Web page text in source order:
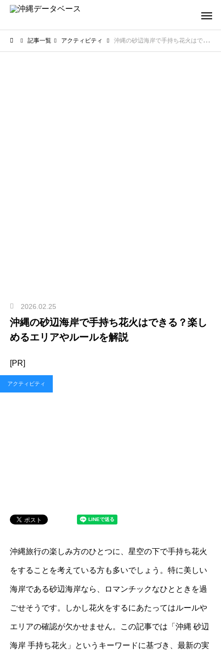
記事一覧 アクティビティ 沖縄の砂辺海岸で手持ち花火はできる？楽しめるエリアやルールを解説
2026.02.25
沖縄の砂辺海岸で手持ち花火はできる？楽し
めるエリアやルールを解説
[PR]
アクティビティ
沖縄旅行の楽しみ方のひとつに、星空の下で手持ち花火
をすることを考えている方も多いでしょう。特に美しい
海岸である砂辺海岸なら、ロマンチックなひとときを過
ごせそうです。しかし花火をするにあたってはルールや
エリアの確認が欠かせません。この記事では「沖縄 砂辺
海岸 手持ち花火」というキーワードに基づき、最新の実